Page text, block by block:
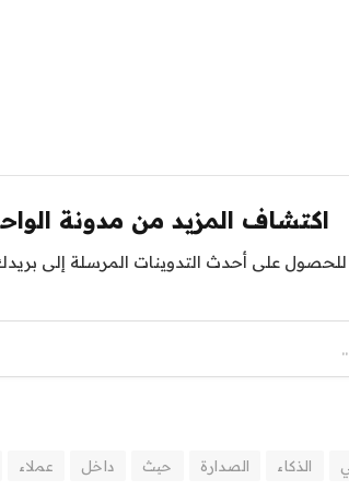
اكتشاف المزيد من مدونة
على أحدث التدوينات المرسلة إلى بريدك
الذكاء الصدارة حيث داخل عملاء